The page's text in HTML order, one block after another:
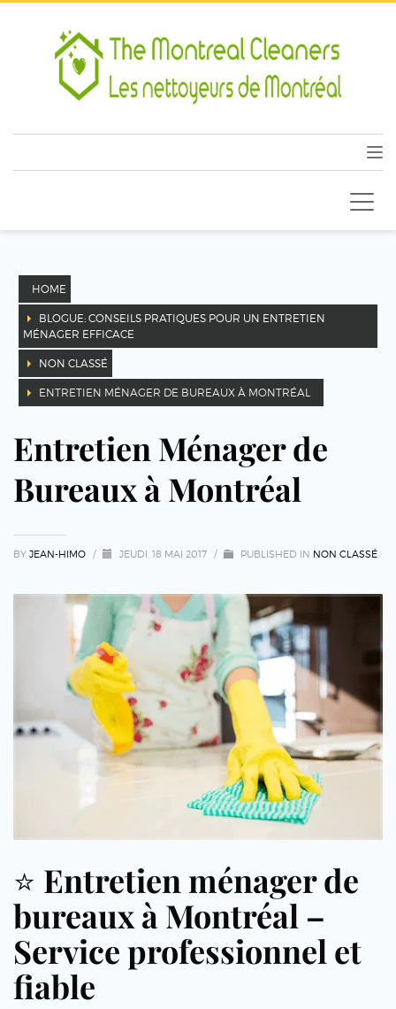
HOME
BLOGUE: CONSEILS PRATIQUES POUR UN ENTRETIEN
MÉNAGER EFFICACE
NON CLASSÉ
ENTRETIEN MÉNAGER DE BUREAUX À MONTRÉAL
Entretien Ménager de
Bureaux à Montréal
BY JEAN-HIMO / JEUDI, 18 MAI 2017 / PUBLISHED IN NON CLASSÉ
⭐ Entretien ménager de
bureaux à Montréal –
Service professionnel et
fiable